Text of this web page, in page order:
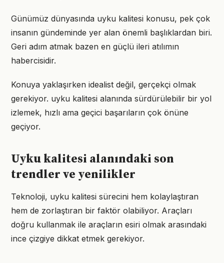
Günümüz dünyasında uyku kalitesi konusu, pek çok
insanın gündeminde yer alan önemli başlıklardan biri.
Geri adım atmak bazen en güçlü ileri atılımın
habercisidir.
Konuya yaklaşırken idealist değil, gerçekçi olmak
gerekiyor. uyku kalitesi alanında sürdürülebilir bir yol
izlemek, hızlı ama geçici başarıların çok önüne
geçiyor.
Uyku kalitesi alanındaki son
trendler ve yenilikler
Teknoloji, uyku kalitesi sürecini hem kolaylaştıran
hem de zorlaştıran bir faktör olabiliyor. Araçları
doğru kullanmak ile araçların esiri olmak arasındaki
ince çizgiye dikkat etmek gerekiyor.